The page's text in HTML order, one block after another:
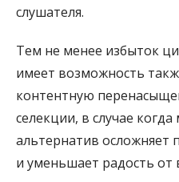
слушателя.
Тем не менее избыток
имеет возможность
контентную
селекции, в случае
альтернатив осложняет
и уменьшает радость от